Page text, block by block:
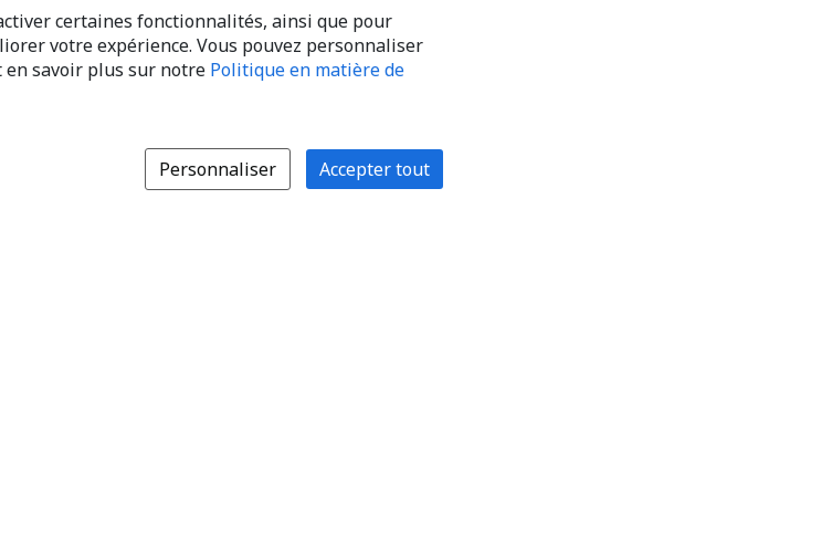
certaines fonctionnalités, ainsi que pour
votre expérience. Vous pouvez personnaliser
en savoir plus sur notre Politique en matière de
Personnaliser Accepter tout